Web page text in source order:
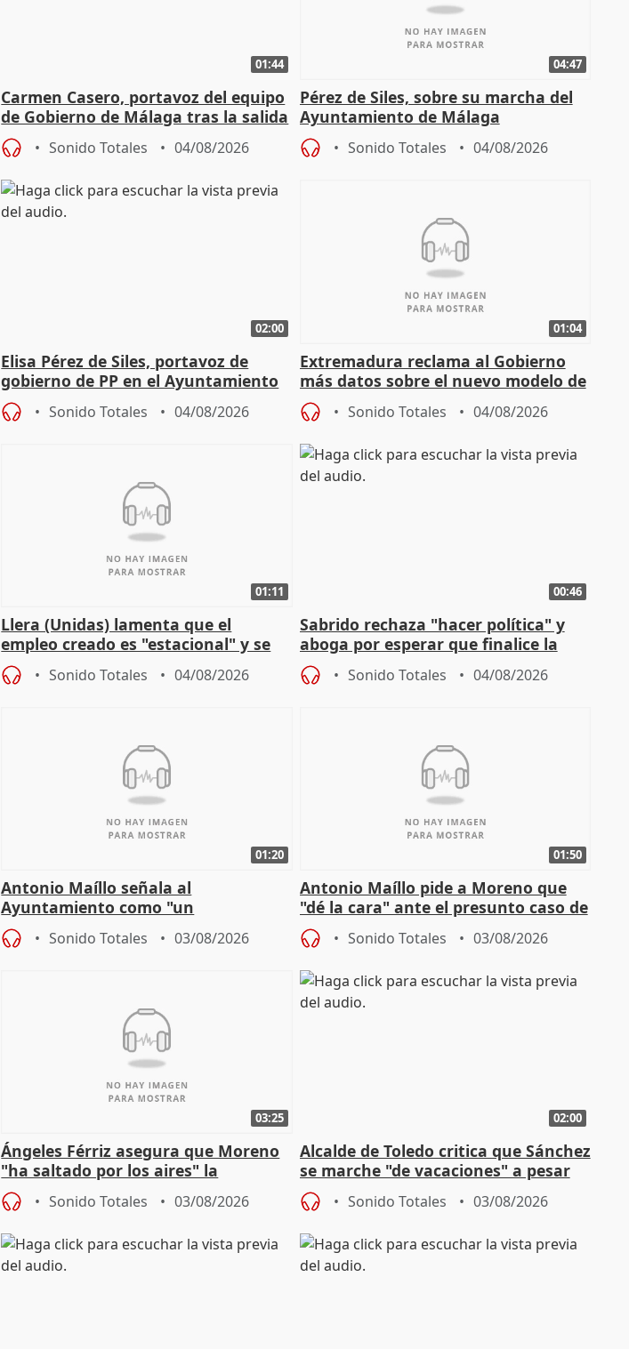
01:44
Carmen Casero, portavoz del equipo
de Gobierno de Málaga tras la salida
de Pérez de Siles
Sonido Totales 04/08/2026
04:47
Pérez de Siles, sobre su marcha del
Ayuntamiento de Málaga
Sonido Totales 04/08/2026
02:00
Elisa Pérez de Siles, portavoz de
gobierno de PP en el Ayuntamiento
de Málaga, deja la política
Sonido Totales 04/08/2026
01:04
Extremadura reclama al Gobierno
más datos sobre el nuevo modelo de
financiación
Sonido Totales 04/08/2026
01:11
Llera (Unidas) lamenta que el
empleo creado es "estacional" y se
"esfumará" al acabar el verano
Sonido Totales 04/08/2026
00:46
Sabrido rechaza "hacer política" y
aboga por esperar que finalice la
investigación del incendio
Sonido Totales 04/08/2026
01:20
Antonio Maíllo señala al
Ayuntamiento como "un
especulador más" sobre viviendas de
Jiménez Becerril
Sonido Totales 03/08/2026
01:50
Antonio Maíllo pide a Moreno que
"dé la cara" ante el presunto caso de
acoso del CEO de ADM
Sonido Totales 03/08/2026
03:25
Ángeles Férriz asegura que Moreno
"ha saltado por los aires" la
negociación tras acuerdo con SMA
Sonido Totales 03/08/2026
02:00
Alcalde de Toledo critica que Sánchez
se marche "de vacaciones" a pesar
de la crisis migratoria
Sonido Totales 03/08/2026